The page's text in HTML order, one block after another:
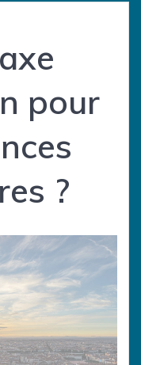
pour
?